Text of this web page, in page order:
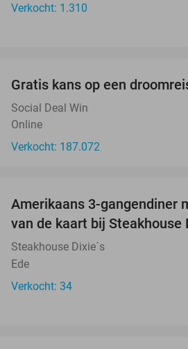
Verkocht: 1.310
Gratis kans op een
Social Deal Win
Online
Verkocht: 187.072
Amerikaans 3-gangendiner
van de kaart bij Steakhouse
Steakhouse Dixie´s
Ede
Verkocht: 34